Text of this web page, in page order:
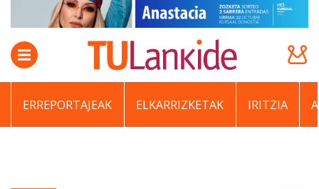
ERREPORTAJEAK ELKARRIZKETAK IRITZIA